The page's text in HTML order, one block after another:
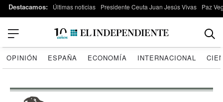
Destacamos: Últimas noticias Presidente Ceuta Juan Jesús Vivas Paz
OPINIÓN ESPAÑA ECONOMÍA INTERNACIONAL